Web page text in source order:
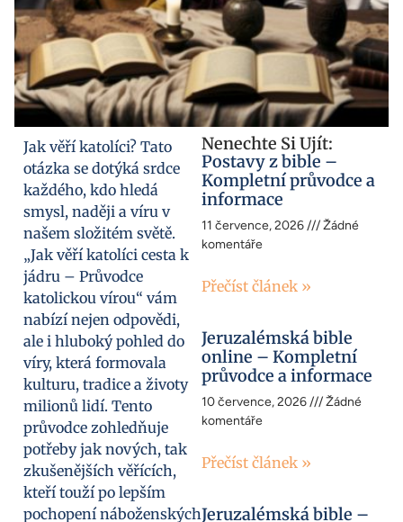
Jak věří katolíci? Tato
otázka se dotýká srdce
každého, kdo hledá
smysl, naději a víru v
našem složitém světě.
„Jak věří katolíci cesta k
jádru – Průvodce
katolickou vírou“ vám
nabízí nejen odpovědi,
ale i hluboký pohled do
víry, která formovala
kulturu, tradice a životy
milionů lidí. Tento
průvodce zohledňuje
potřeby jak nových, tak
zkušenějších věřících,
kteří touží po lepším
pochopení náboženských
Nenechte Si Ujít:
Postavy z bible –
Kompletní průvodce a
informace
11 července, 2026
Žádné
komentáře
Přečíst článek »
Jeruzalémská bible
online – Kompletní
průvodce a informace
10 července, 2026
Žádné
komentáře
Přečíst článek »
Jeruzalémská bible –